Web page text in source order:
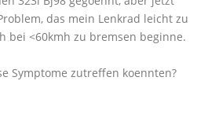
das mein Lenkrad leicht zu
bei <60kmh zu bremsen beginne.
Symptome zutreffen koennten?